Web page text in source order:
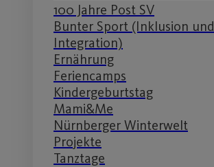
100 Jahre Post SV
Bunter Sport (Inklusion und
Integration)
Ernährung
Feriencamps
Kindergeburtstag
Mami&Me
Nürnberger Winterwelt
Projekte
Tanztage